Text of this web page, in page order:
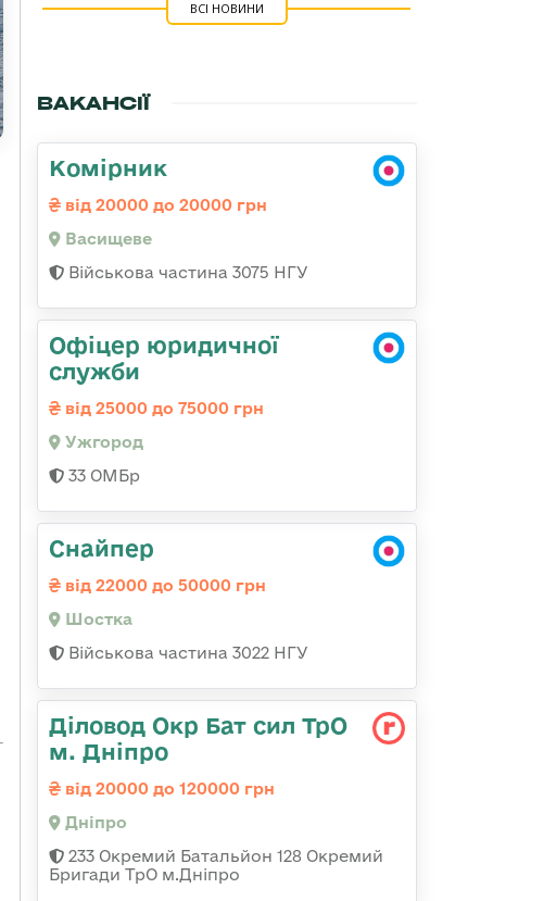
ВСІ НОВИНИ
ВАКАНСІЇ
Комірник
від 20000 до 20000 грн
Васищеве
Військова частина 3075 НГУ
Офіцер юридичної
служби
від 25000 до 75000 грн
Ужгород
33 ОМБр
Снайпер
від 22000 до 50000 грн
Шостка
Військова частина 3022 НГУ
Діловод Окр Бат сил ТрО
м. Дніпро
від 20000 до 120000 грн
Дніпро
233 Окремий Батальйон 128 Окремий
Бригади ТрО м.Дніпро